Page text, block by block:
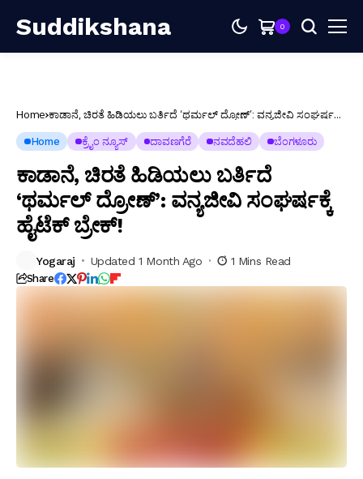
Suddikshana 0
Home ಕಾಡಾನೆ, ಚಿರತೆ ಹಿಡಿಯಲು ಬರ್ತಿದೆ ‘ಥರ್ಮಲ್ ದ್ರೋಣ್’: ವನ್ಯಜೀವಿ ಸಂಘರ್ಷಕ್ಕೆ
Home ಕ್ರೈಂ ನ್ಯೂಸ್ ದಾವಣಗೆರೆ ನವದೆಹಲಿ ಬೆಂಗಳೂರು
ಕಾಡಾನೆ, ಚಿರತೆ ಹಿಡಿಯಲು ಬರ್ತಿದೆ
‘ಥರ್ಮಲ್ ದ್ರೋಣ್’: ವನ್ಯಜೀವಿ ಸಂಘರ್ಷಕ್ಕೆ
ಹೈಟೆಕ್ ಬ್ರೇಕ್!
Yogaraj Updated 1 Month Ago 1 Mins Read
Share